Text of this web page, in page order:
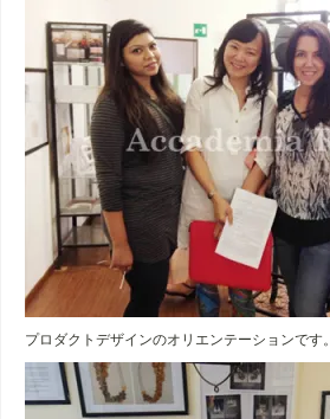
プロダクトデザインのオリエンテーションです。